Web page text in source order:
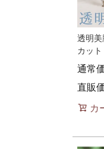
透明
カット
触冷感
通常
直販
カ